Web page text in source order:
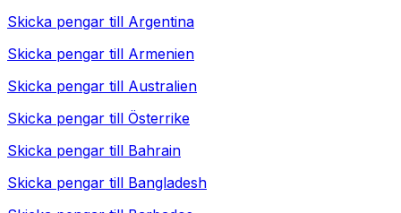
Skicka pengar till Argentina
Skicka pengar till Armenien
Skicka pengar till Australien
Skicka pengar till Österrike
Skicka pengar till Bahrain
Skicka pengar till Bangladesh